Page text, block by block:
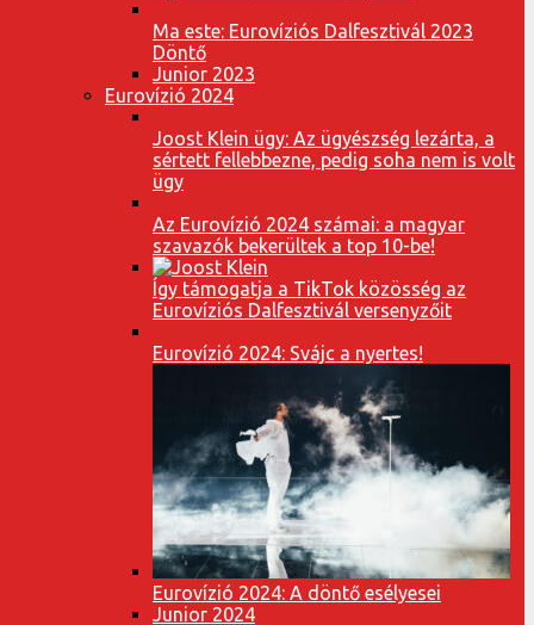
Ma este: Eurovíziós Dalfesztivál 2023
Döntő
Junior 2023
Eurovízió 2024
Joost Klein ügy: Az ügyészség lezárta, a
sértett fellebbezne, pedig soha nem is volt
ügy
Az Eurovízió 2024 számai: a magyar
szavazók bekerültek a top 10-be!
Így támogatja a TikTok közösség az
Eurovíziós Dalfesztivál versenyzőit
Eurovízió 2024: Svájc a nyertes!
Eurovízió 2024: A döntő esélyesei
Junior 2024